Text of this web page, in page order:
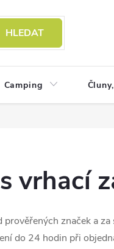
HLEDAT
Camping
vrhací
prověřených značek a
do 24 hodin při